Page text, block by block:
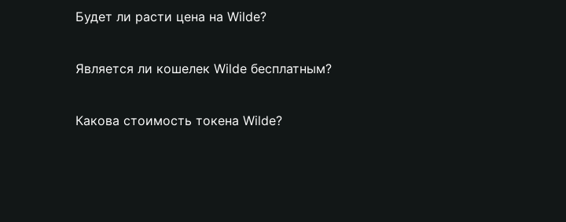
Будет ли расти цена на Wilde?
Является ли кошелек Wilde бесплатным?
Какова стоимость токена Wilde?